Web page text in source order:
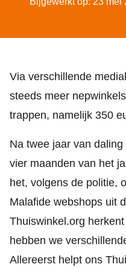
Via verschillende
steeds meer
trappen, namelijk 350
Na twee jaar van
vier maanden van het
het, volgens de politie,
Malafide webshops uit
Thuiswinkel.org
hebben we
Allereerst helpt ons